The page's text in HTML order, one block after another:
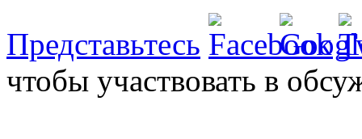
Представьтесь
чтобы участвовать в